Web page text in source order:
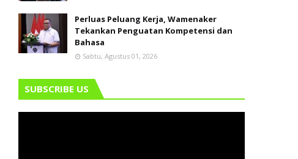
Perluas Peluang Kerja, Wamenaker
Tekankan Penguatan Kompetensi dan
Bahasa
Sabtu, Agustus 01, 2026
SUBSCRIBE US